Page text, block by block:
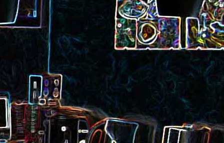
Noix de cajou caramélisées
au sésame